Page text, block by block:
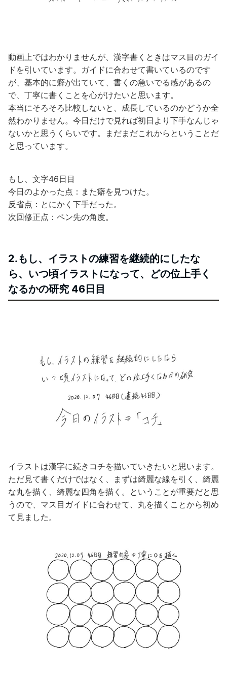
動画上ではわかりませんが、漢字書くときはマス目のガイ
ドを引いています。ガイドに合わせて書いているのです
が、基本的に癖が出ていて、書くの急いでる感があるの
で、丁寧に書くことを心がけたいと思います。
本当にそろそろ比較しないと、成長しているのかどうか全
然わかりません。今日だけで見れば初日より下手なんじゃ
ないかと思うくらいです。まだまだこれからということだ
と思っています。
もし、文字46日目
今日のよかった点：また癖を見つけた。
反省点：とにかく下手だった。
次回修正点：ペン先の角度。
2.もし、イラストの練習を継続的にしたな
ら、いつ頃イラストになって、どの位上手く
なるかの研究 46日目
イラストは漢字に続きコチを描いていきたいと思います。
ただ見て書くだけではなく、まずは綺麗な線を引く、綺麗
な丸を描く、綺麗な四角を描く。ということが重要だと思
うので、マス目ガイドに合わせて、丸を描くことから初め
て見ました。